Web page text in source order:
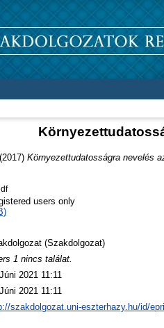
(2017) Környezettudatosságra nevelés
users only
(Szakdolgozat)
1 nincs találat.
2021 11:11
2021 11:11
szakdolgozat.uni-eszterhazy.hu/id/